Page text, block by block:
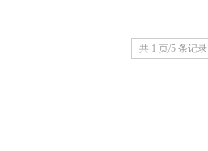
共 1 页/5 条记录